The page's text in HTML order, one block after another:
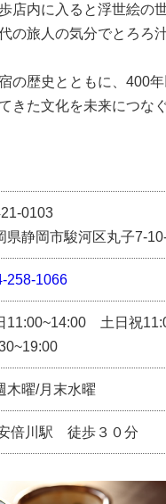
店内に入ると浮世絵の
の旅人の気分でとろろ
の歴史とともに、400
きた文化を未来につな
0103
県静岡市駿河区丸子7-
258-1066
11:00~14:00 土日祝
木曜/月末水曜
倍川駅 徒歩３０分